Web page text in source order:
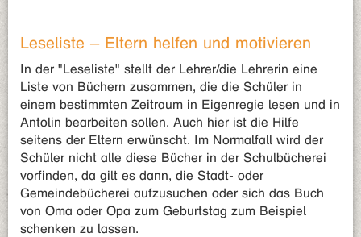
Leseliste – Eltern helfen und motivieren
In der "Leseliste" stellt der Lehrer/die Lehrerin eine
Liste von Büchern zusammen, die die Schüler in
einem bestimmten Zeitraum in Eigenregie lesen und in
Antolin bearbeiten sollen. Auch hier ist die Hilfe
seitens der Eltern erwünscht. Im Normalfall wird der
Schüler nicht alle diese Bücher in der Schulbücherei
vorfinden, da gilt es dann, die Stadt- oder
Gemeindebücherei aufzusuchen oder sich das Buch
von Oma oder Opa zum Geburtstag zum Beispiel
schenken zu lassen.